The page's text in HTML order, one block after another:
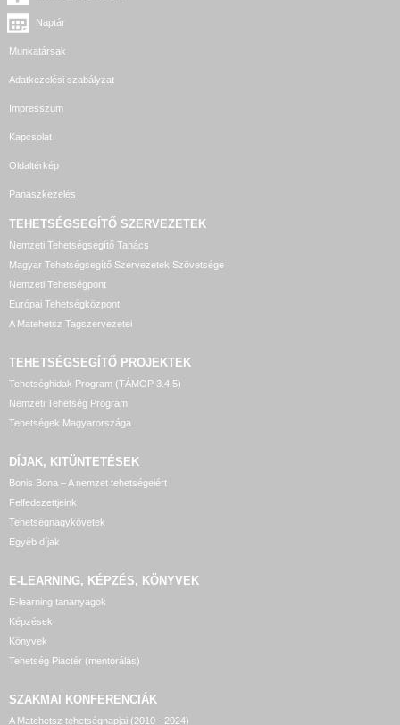
Naptár
Munkatársak
Adatkezelési szabályzat
Impresszum
Kapcsolat
Oldaltérkép
Panaszkezelés
TEHETSÉGSEGÍTŐ SZERVEZETEK
Nemzeti Tehetségsegítő Tanács
Magyar Tehetségsegítő Szervezetek Szövetsége
Nemzeti Tehetségpont
Európai Tehetségközpont
A Matehetsz Tagszervezetei
TEHETSÉGSEGÍTŐ PROJEKTEK
Tehetséghidak Program (TÁMOP 3.4.5)
Nemzeti Tehetség Program
Tehetségek Magyarországa
DÍJAK, KITÜNTETÉSEK
Bonis Bona – A nemzet tehetségeiért
Felfedezettjeink
Tehetségnagykövetek
Egyéb díjak
E-LEARNING, KÉPZÉS, KÖNYVEK
E-learning tananyagok
Képzések
Könyvek
Tehetség Piactér (mentorálás)
SZAKMAI KONFERENCIÁK
A Matehetsz tehetségnapjai (2010 - 2024)